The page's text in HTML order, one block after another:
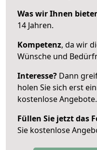
Was wir Ihnen
14 Jahren.
Kompetenz, da wir
Wünsche und
Interesse? Dann
holen Sie sich erst
kostenlose Angebote.
Füllen Sie jetzt das
Sie kostenlose